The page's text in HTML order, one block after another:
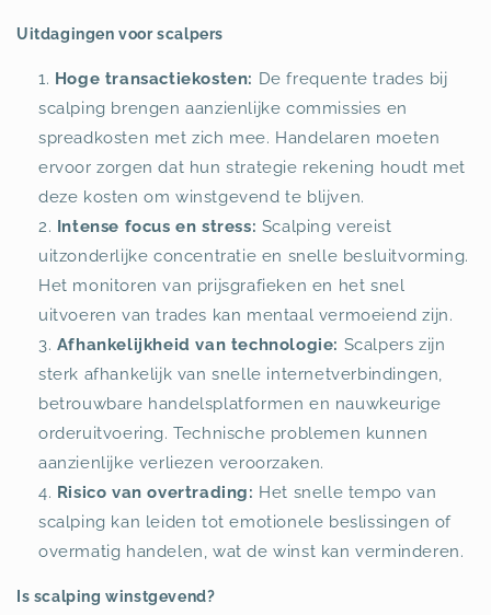
Uitdagingen voor scalpers
Hoge transactiekosten: De frequente trades bij
scalping brengen aanzienlijke commissies en
spreadkosten met zich mee. Handelaren moeten
ervoor zorgen dat hun strategie rekening houdt met
deze kosten om winstgevend te blijven.
Intense focus en stress: Scalping vereist
uitzonderlijke concentratie en snelle besluitvorming.
Het monitoren van prijsgrafieken en het snel
uitvoeren van trades kan mentaal vermoeiend zijn.
Afhankelijkheid van technologie: Scalpers zijn
sterk afhankelijk van snelle internetverbindingen,
betrouwbare handelsplatformen en nauwkeurige
orderuitvoering. Technische problemen kunnen
aanzienlijke verliezen veroorzaken.
Risico van overtrading: Het snelle tempo van
scalping kan leiden tot emotionele beslissingen of
overmatig handelen, wat de winst kan verminderen.
Is scalping winstgevend?